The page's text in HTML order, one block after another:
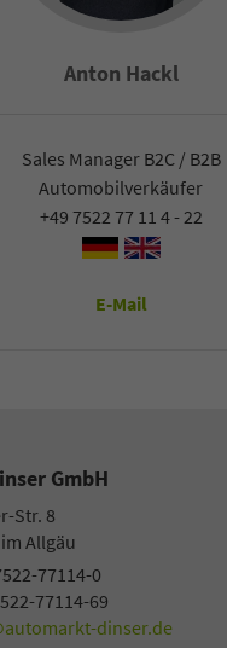
Falco Heck
Sales Manager B2C / B2B
Automobilverkäufer
+49 7522 77 11 4 - 22
E-Mail
GmbH
Str. 8
Allgäu
77114-0
77114-69
dinser.de